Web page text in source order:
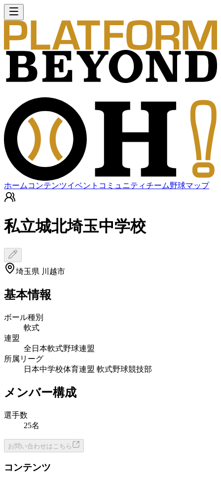
ホーム コンテンツイベント コミュニティチーム野球マップ
私立城北埼玉中学校
埼玉県 川越市
基本情報
ボール種別
軟式
連盟
全日本軟式野球連盟
所属リーグ
日本中学校体育連盟 軟式野球競技部
メンバー構成
選手数
25名
お問い合わせはこちら
コンテンツ